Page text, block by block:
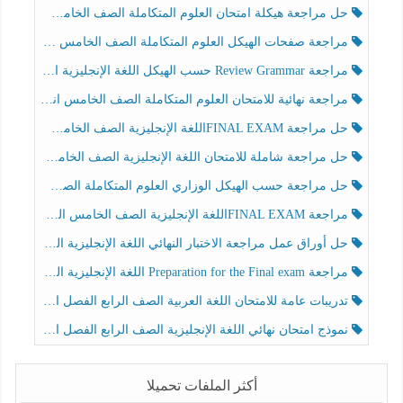
حل مراجعة هيكلة امتحان العلوم المتكاملة الصف الخامس عام الفصل الثالث
مراجعة صفحات الهيكل العلوم المتكاملة الصف الخامس انسبير الفصل الثالث
مراجعة Review Grammar حسب الهيكل اللغة الإنجليزية الصف الخامس الفصل الثالث
مراجعة نهائية للامتحان العلوم المتكاملة الصف الخامس انسبير الفصل الثالث
حل مراجعة FINAL EXAMاللغة الإنجليزية الصف الخامس الفصل الثالث
حل مراجعة شاملة للامتحان اللغة الإنجليزية الصف الخامس الفصل الثالث
حل مراجعة حسب الهيكل الوزاري العلوم المتكاملة الصف الخامس عام الفصل الثالث
مراجعة FINAL EXAMاللغة الإنجليزية الصف الخامس الفصل الثالث
حل أوراق عمل مراجعة الاختبار النهائي اللغة الإنجليزية الصف الرابع الفصل الثالث
مراجعة Preparation for the Final exam اللغة الإنجليزية الصف الرابع الفصل الثالث
تدريبات عامة للامتحان اللغة العربية الصف الرابع الفصل الثالث
نموذج امتحان نهائي اللغة الإنجليزية الصف الرابع الفصل الثالث
أكثر الملفات تحميلا